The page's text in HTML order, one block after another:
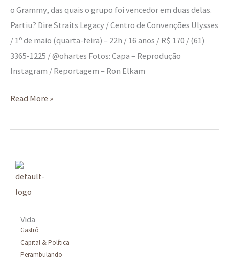
o Grammy, das quais o grupo foi vencedor em duas delas.
Partiu? Dire Straits Legacy / Centro de Convenções Ulysses
/ 1º de maio (quarta-feira) – 22h / 16 anos / R$ 170 / (61)
3365-1225 / @ohartes Fotos: Capa – Reprodução
Instagram / Reportagem – Ron Elkam
Read More »
Vida
Gastrô
Capital & Política
Perambulando